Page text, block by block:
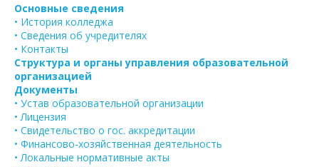
Основные сведения
• История колледжа
• Сведения об учредителях
• Контакты
Структура и органы управления образовательной
организацией
Документы
• Устав образовательной организации
• Лицензия
• Свидетельство о гос. аккредитации
• Финансово-хозяйственная деятельность
• Локальные нормативные акты